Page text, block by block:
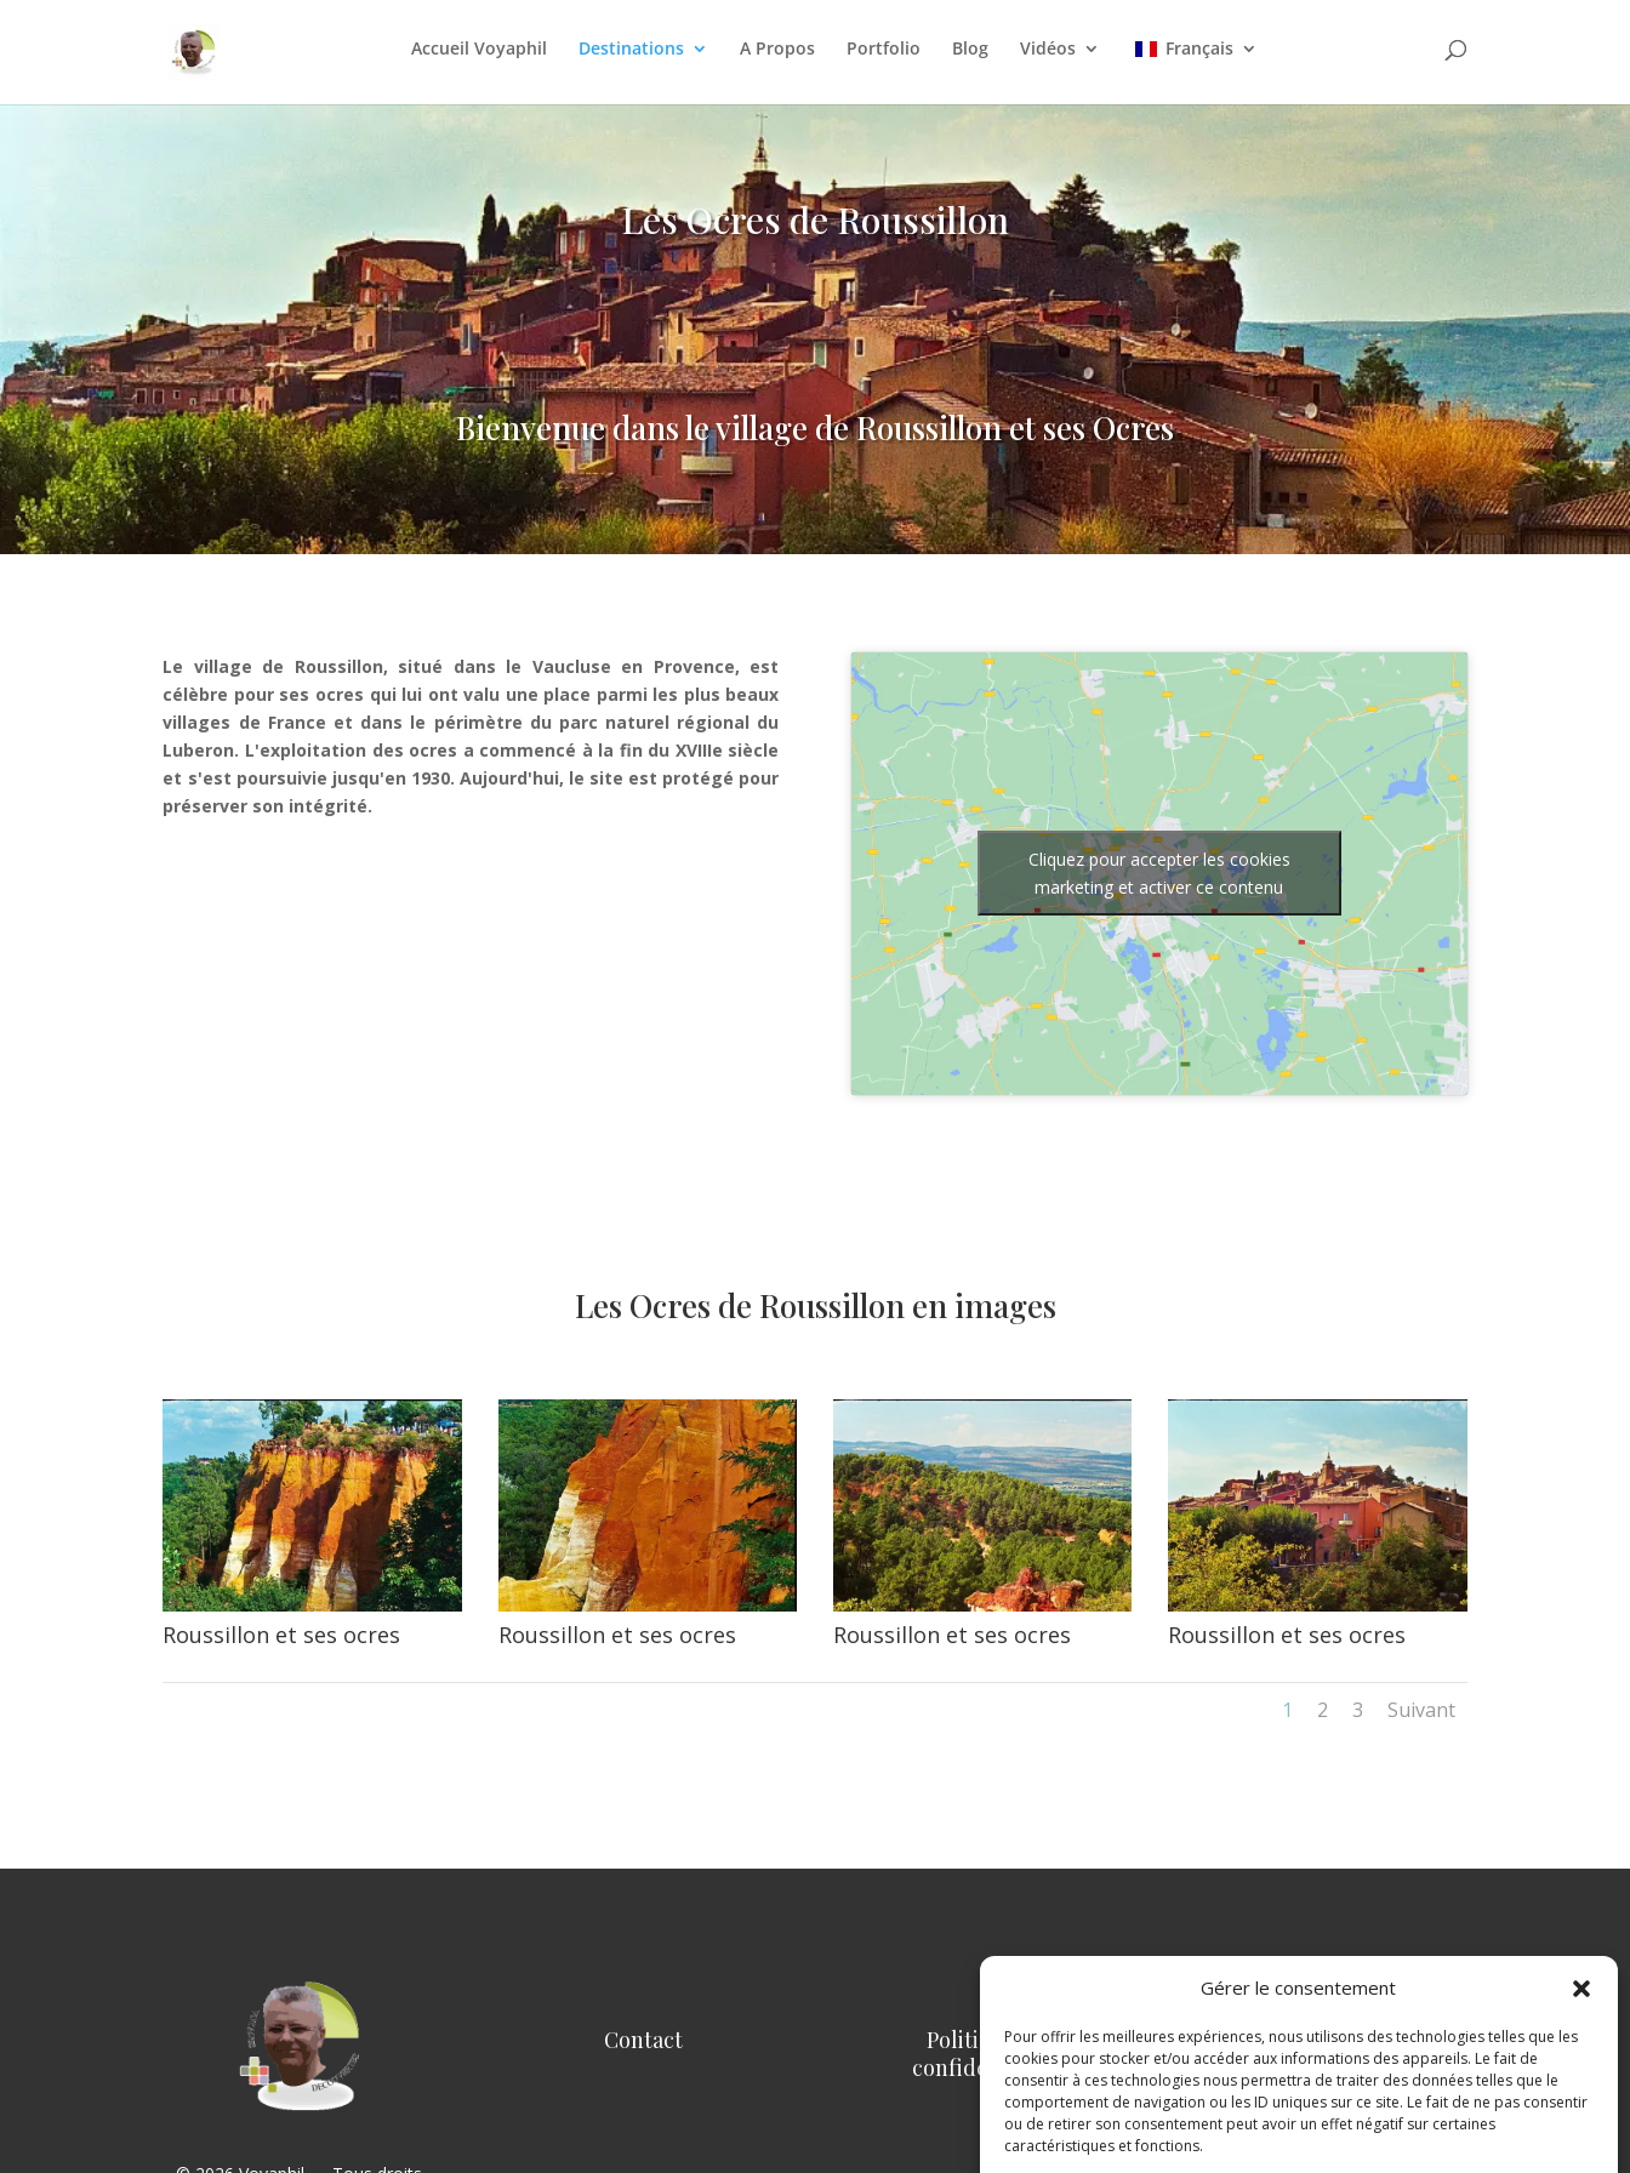
Gérer le consentement
Pour offrir les meilleures expériences, nous utilisons des technologies telles que les
cookies pour stocker et/ou accéder aux informations des appareils. Le fait de
consentir à ces technologies nous permettra de traiter des données telles que le
comportement de navigation ou les ID uniques sur ce site. Le fait de ne pas consentir
ou de retirer son consentement peut avoir un effet négatif sur certaines
caractéristiques et fonctions.
Accueil Voyaphil Destinations A Propos Portfolio Blog Vidéos Français
Les Ocres de Roussillon
Bienvenue dans le village de Roussillon et ses Ocres
Le village de Roussillon, situé dans le Vaucluse en Provence, est
célèbre pour ses ocres qui lui ont valu une place parmi les plus beaux
villages de France et dans le périmètre du parc naturel régional du
Luberon. L'exploitation des ocres a commencé à la fin du XVIIIe siècle
et s'est poursuivie jusqu'en 1930. Aujourd'hui, le site est protégé pour
préserver son intégrité.
Cliquez pour accepter les cookies
marketing et activer ce contenu
Les Ocres de Roussillon en images
Roussillon et ses ocres Roussillon et ses ocres Roussillon et ses ocres Roussillon et ses ocres
1 2 3 Suivant
Contact
Politique de
confidentialité